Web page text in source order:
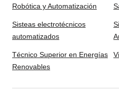
Robótica y Automatización
Sisteas electrotécnicos
automatizados
Técnico Superior en Energías
Renovables